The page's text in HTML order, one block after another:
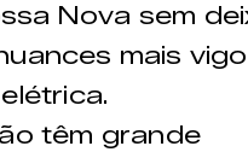
Nova sem
mais
têm grande